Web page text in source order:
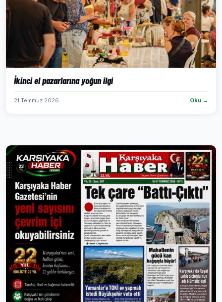
İkinci el pazarlarına yoğun ilgi
21 Temmuz 2026 Oku →